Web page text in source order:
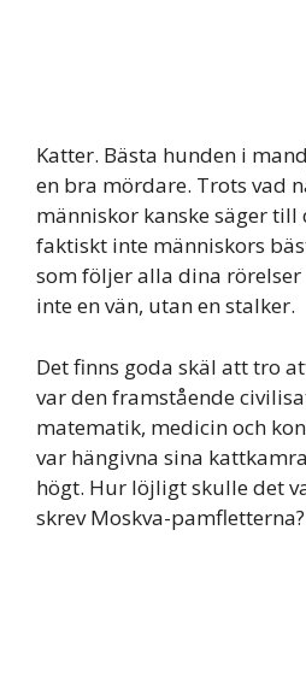
Katter. Bästa hunden i
en bra mördare. Trots vad
människor kanske säger
faktiskt inte människors
som följer alla dina
inte en vän, utan en stalker.
Det finns goda skäl att tro
var den framstående
matematik, medicin och
var hängivna sina
högt. Hur löjligt skulle det
skrev Moskva-pamfletterna?